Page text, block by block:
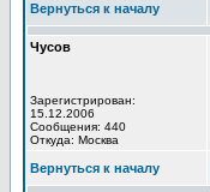
Вернуться к началу
Чусов
Зарегистрирован:
15.12.2006
Сообщения: 440
Откуда: Москва
Вернуться к началу